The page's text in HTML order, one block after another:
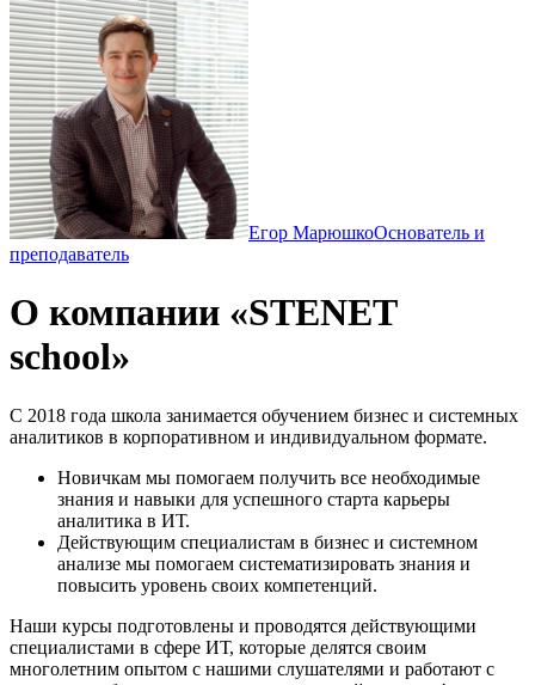
Егор МарюшкоОснователь и
преподаватель
О компании «STENET
school»
С 2018 года школа занимается обучением бизнес и системных
аналитиков в корпоративном и индивидуальном формате.
Новичкам мы помогаем получить все необходимые
знания и навыки для успешного старта карьеры
аналитика в ИТ.
Действующим специалистам в бизнес и системном
анализе мы помогаем систематизировать знания и
повысить уровень своих компетенций.
Наши курсы подготовлены и проводятся действующими
специалистами в сфере ИТ, которые делятся своим
многолетним опытом с нашими слушателями и работают с